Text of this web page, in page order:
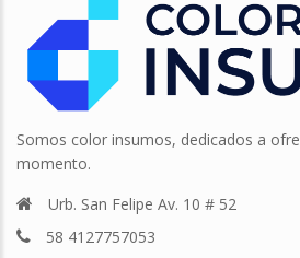
Somos color insumos, dedicados a
momento.
Urb. San Felipe Av. 10 # 52
58 4127757053